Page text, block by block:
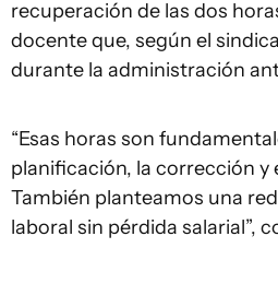
recuperación de las dos
docente que, según el
durante la administración
“Esas horas son
planificación, la corrección y
También planteamos una
laboral sin pérdida salarial”,